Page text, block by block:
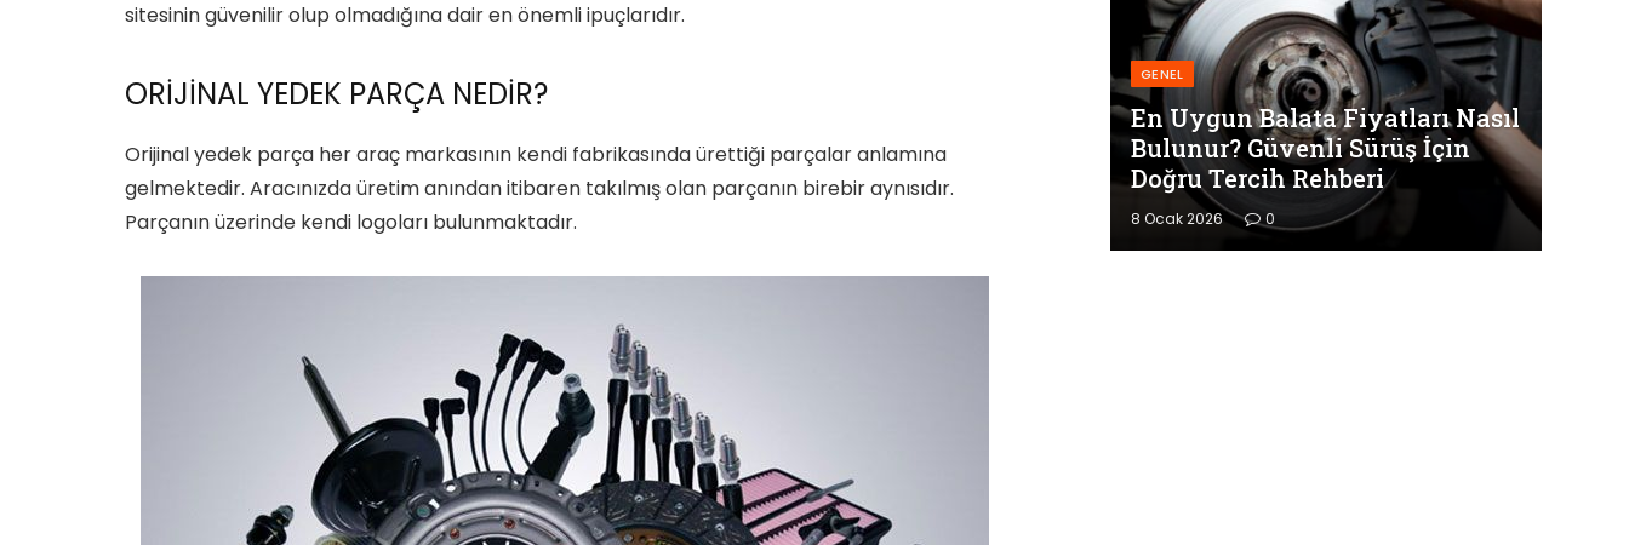
sitesinin güvenilir olup olmadığına dair en önemli ipuçlarıdır.
ORİJİNAL YEDEK PARÇA NEDİR?
Orijinal yedek parça her araç markasının kendi fabrikasında ürettiği parçalar anlamına
gelmektedir. Aracınızda üretim anından itibaren takılmış olan parçanın birebir aynısıdır.
Parçanın üzerinde kendi logoları bulunmaktadır.
GENEL
En Uygun Balata Fiyatları Nasıl
Bulunur? Güvenli Sürüş İçin
Doğru Tercih Rehberi
8 Ocak 2026 0